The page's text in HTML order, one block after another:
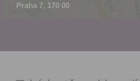
Praha 7, 170 00